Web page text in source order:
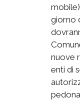
giorno
nuove
enti di